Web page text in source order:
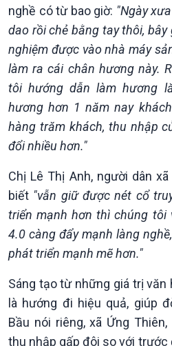
nghề có từ bao giờ: "Ngày
dao rồi chẻ bằng tay thôi,
nghiệm được vào nhà máy
làm ra cái chân hương này.
tôi hướng dẫn làm hương
hương hơn 1 năm nay
hàng trăm khách, thu nhập
đổi nhiều hơn."
Chị Lê Thị Anh, người dân
biết "vẫn giữ được nét cổ
triển mạnh hơn thì chúng tôi
4.0 càng đẩy mạnh làng
phát triển mạnh mẽ hơn."
Sáng tạo từ những giá trị
là hướng đi hiệu quả, giúp
Bầu nói riêng, xã Ứng
thu nhập gấp đôi so với trước